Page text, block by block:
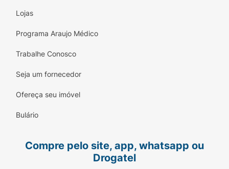
Lojas
Programa Araujo Médico
Trabalhe Conosco
Seja um fornecedor
Ofereça seu imóvel
Bulário
Compre pelo site, app, whatsapp ou
Drogatel